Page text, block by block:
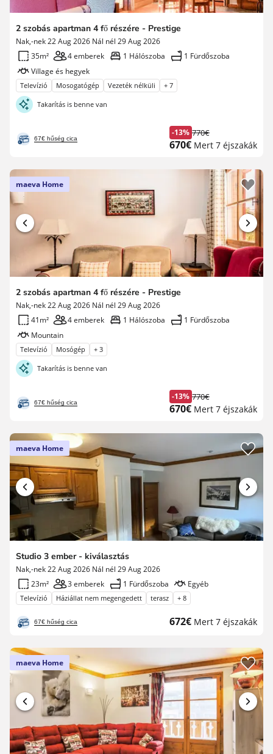
2 szobás apartman 4 fő részére - Prestige
Nak,-nek 22 Aug 2026 Nál nél 29 Aug 2026
35m²
4 emberek 1 Hálószoba
1 Fürdőszoba
Village és hegyek
Televízió Mosogatógép Vezeték nélküli + 7
Takarítás is benne van
67€ hűség cica
-13%
Korábbi
díj
770€
Új
670€ Mert 7 éjszakák
maeva Home
2 szobás apartman 4 fő részére - Prestige
Nak,-nek 22 Aug 2026 Nál nél 29 Aug 2026
41m²
4 emberek 1 Hálószoba
1 Fürdőszoba
Mountain
Televízió Mosógép + 3
Takarítás is benne van
67€ hűség cica
-13%
Korábbi
díj
770€
Új
670€ Mert 7 éjszakák
maeva Home
Studio 3 ember - kiválasztás
Nak,-nek 22 Aug 2026 Nál nél 29 Aug 2026
23m²
3 emberek 1 Fürdőszoba Egyéb
Televízió Háziállat nem megengedett terasz + 8
67€ hűség cica
Új
672€ Mert 7 éjszakák
maeva Home